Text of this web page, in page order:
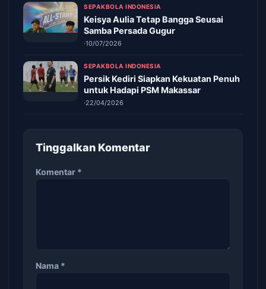
SEPAKBOLA INDONESIA
Keisya Aulia Tetap Bangga Seusai
Samba Persada Gugur
·10/07/2026
SEPAKBOLA INDONESIA
Persik Kediri Siapkan Kekuatan Penuh
untuk Hadapi PSM Makassar
·22/04/2026
Tinggalkan Komentar
Komentar *
Nama *